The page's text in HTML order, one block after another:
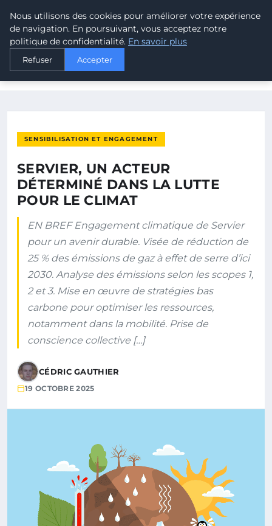
MALTA CLIMATE
ACCUEIL
SERVIER, UN ACTEUR DÉTERMINÉ DANS LA LUTTE POUR LE
SENSIBILISATION ET ENGAGEMENT
SERVIER, UN ACTEUR
DÉTERMINÉ DANS LA LUTTE
POUR LE CLIMAT
EN BREF Engagement climatique de Servier
pour un avenir durable. Visée de réduction de
25 % des émissions de gaz à effet de serre d’ici
2030. Analyse des émissions selon les scopes 1,
2 et 3. Mise en œuvre de stratégies bas
carbone pour optimiser les ressources,
notamment dans la mobilité. Prise de
conscience collective […]
CÉDRIC GAUTHIER
19 OCTOBRE 2025
Nous utilisons des cookies pour améliorer votre expérience
de navigation. En poursuivant, vous acceptez notre
politique de confidentialité. En savoir plus
Refuser Accepter